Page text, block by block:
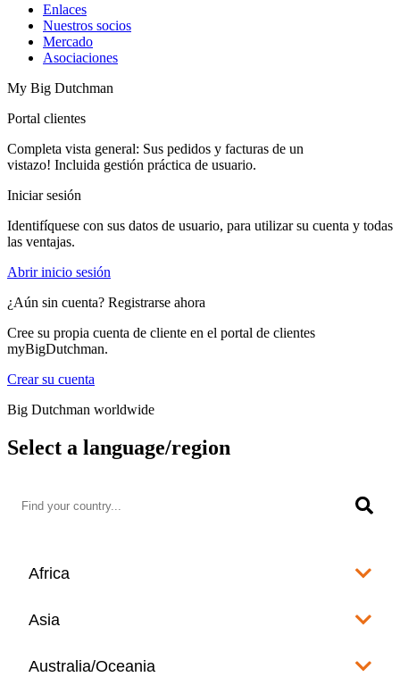
Enlaces
Nuestros socios
Mercado
Asociaciones
My Big Dutchman
Portal clientes
Completa vista general: Sus pedidos y facturas de un
vistazo! Incluida gestión práctica de usuario.
Iniciar sesión
Identifíquese con sus datos de usuario, para utilizar su cuenta y todas
las ventajas.
Abrir inicio sesión
¿Aún sin cuenta? Registrarse ahora
Cree su propia cuenta de cliente en el portal de clientes
myBigDutchman.
Crear su cuenta
Big Dutchman worldwide
Select a language/region
Africa
Angola
Asia
Afghanistan
Australia/Oceania